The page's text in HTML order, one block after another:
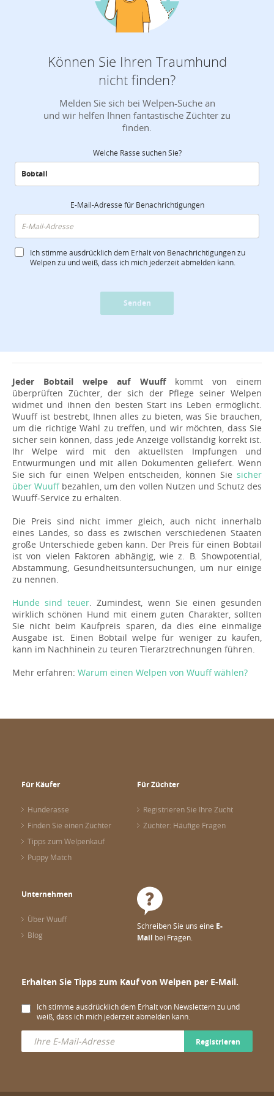
Können Sie Ihren Traumhund
nicht finden?
Melden Sie sich bei Welpen-Suche an
und wir helfen Ihnen fantastische Züchter zu
finden.
Welche Rasse suchen Sie?
E-Mail-Adresse für Benachrichtigungen
Ich stimme ausdrücklich dem Erhalt von Benachrichtigungen zu
Welpen zu und weiß, dass ich mich jederzeit abmelden kann.
Senden
Jeder Bobtail welpe auf Wuuffkommt von einem
überprüften Züchter, der sich der Pflege seiner Welpen
widmet und ihnen den besten Start ins Leben ermöglicht.
Wuuff ist bestrebt, Ihnen alles zu bieten, was Sie brauchen,
um die richtige Wahl zu treffen, und wir möchten, dass Sie
sicher sein können, dass jede Anzeige vollständig korrekt ist.
Ihr Welpe wird mit den aktuellsten Impfungen und
Entwurmungen und mit allen Dokumenten geliefert. Wenn
Sie sich für einen Welpen entscheiden, können Sie sicher
über Wuuffbezahlen, um den vollen Nutzen und Schutz des
Wuuff-Service zu erhalten.
Die Preis sind nicht immer gleich, auch nicht innerhalb
eines Landes, so dass es zwischen verschiedenen Staaten
große Unterschiede geben kann. Der Preis für einen Bobtail
ist von vielen Faktoren abhängig, wie z. B. Showpotential,
Abstammung, Gesundheitsuntersuchungen, um nur einige
zu nennen.
Hunde sind teuer . Zumindest, wenn Sie einen gesunden
wirklich schönen Hund mit einem guten Charakter, sollten
Sie nicht beim Kaufpreis sparen, da dies eine einmalige
Ausgabe ist. Einen Bobtail welpe für weniger zu kaufen,
kann im Nachhinein zu teuren Tierarztrechnungen führen.
Mehr erfahren: Warum einen Welpen von Wuuff wählen?
Für Käufer
Hunderasse
Finden Sie einen Züchter
Tipps zum Welpenkauf
Puppy Match
Für Züchter
Registrieren Sie Ihre Zucht
Züchter: Häufige Fragen
Unternehmen
Über Wuuff
Blog
Schreiben Sie uns eine E-
Mail bei Fragen.
Erhalten Sie Tipps zum Kauf von Welpen per E-Mail.
Ich stimme ausdrücklich dem Erhalt von Newslettern zu und
weiß, dass ich mich jederzeit abmelden kann.
Registrieren